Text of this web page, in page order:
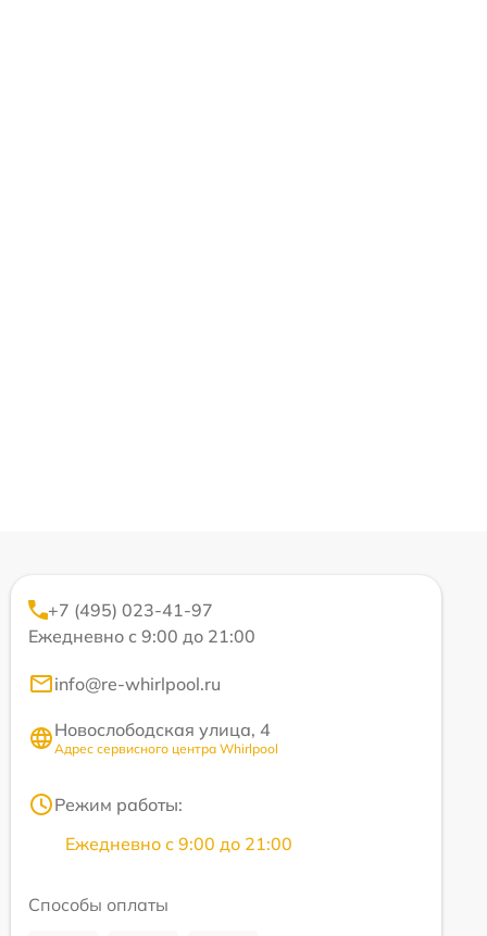
+7 (495) 023-41-97
Ежедневно с 9:00 до 21:00
info@re-whirlpool.ru
Новослободская улица, 4
Адрес сервисного центра Whirlpool
Режим работы:
Ежедневно с 9:00 до 21:00
Способы оплаты